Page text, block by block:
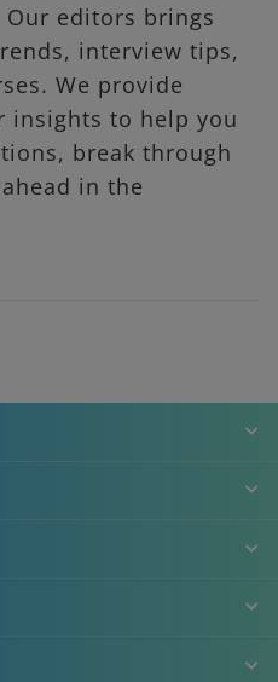
editors brings
interview tips,
We provide
insights to help you
break through
in the